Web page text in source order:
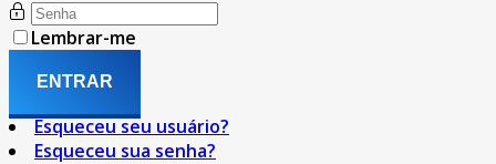
Lembrar-me
ENTRAR
Esqueceu seu usuário?
Esqueceu sua senha?